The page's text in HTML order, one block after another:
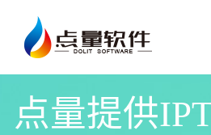
点量提供